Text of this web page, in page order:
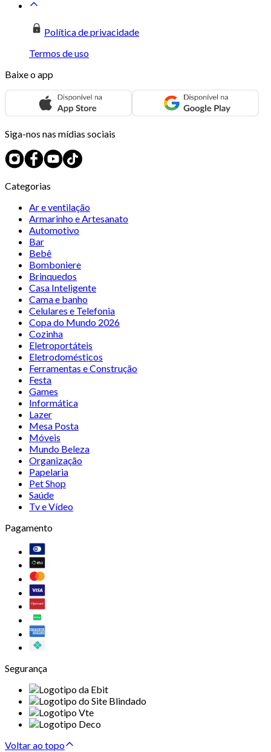
Política de privacidade
Termos de uso
Baixe o app
Siga-nos nas mídias sociais
Categorias
Ar e ventilação
Armarinho e Artesanato
Automotivo
Bar
Bebê
Bomboniere
Brinquedos
Casa Inteligente
Cama e banho
Celulares e Telefonia
Copa do Mundo 2026
Cozinha
Eletroportáteis
Eletrodomésticos
Ferramentas e Construção
Festa
Games
Informática
Lazer
Mesa Posta
Móveis
Mundo Beleza
Organização
Papelaria
Pet Shop
Saúde
Tv e Vídeo
Pagamento
Segurança
Voltar ao topo